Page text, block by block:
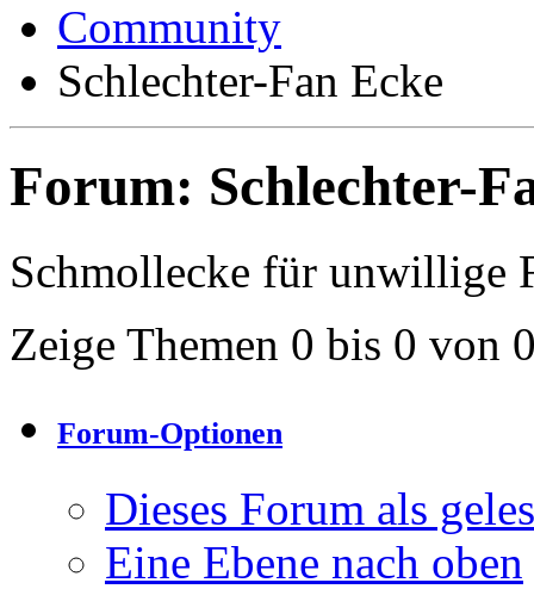
Community
Schlechter-Fan Ecke
Forum: Schlechter-
Schmollecke für unwillige
Zeige Themen 0 bis 0 von
Forum-Optionen
Dieses Forum als
Eine Ebene nach oben